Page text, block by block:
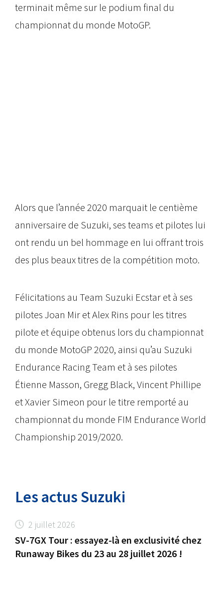
terminait même sur le podium final du
championnat du monde MotoGP.
Alors que l’année 2020 marquait le centième
anniversaire de Suzuki, ses teams et pilotes lui
ont rendu un bel hommage en lui offrant trois
des plus beaux titres de la compétition moto.
Félicitations au Team Suzuki Ecstar et à ses
pilotes Joan Mir et Alex Rins pour les titres
pilote et équipe obtenus lors du championnat
du monde MotoGP 2020, ainsi qu’au Suzuki
Endurance Racing Team et à ses pilotes
Étienne Masson, Gregg Black, Vincent Phillipe
et Xavier Simeon pour le titre remporté au
championnat du monde FIM Endurance World
Championship 2019/2020.
Les actus Suzuki
2 juillet 2026
SV-7GX Tour : essayez-là en exclusivité chez
Runaway Bikes du 23 au 28 juillet 2026 !